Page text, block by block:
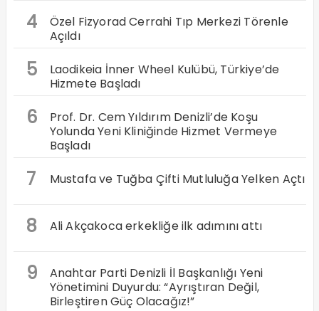
4
Özel Fizyorad Cerrahi Tıp Merkezi Törenle
Açıldı
5
Laodikeia İnner Wheel Kulübü, Türkiye’de
Hizmete Başladı
6
Prof. Dr. Cem Yıldırım Denizli’de Koşu
Yolunda Yeni Kliniğinde Hizmet Vermeye
Başladı
7 Mustafa ve Tuğba Çifti Mutluluğa Yelken Açtı
8 Ali Akçakoca erkekliğe ilk adımını attı
9
Anahtar Parti Denizli İl Başkanlığı Yeni
Yönetimini Duyurdu: “Ayrıştıran Değil,
Birleştiren Güç Olacağız!”